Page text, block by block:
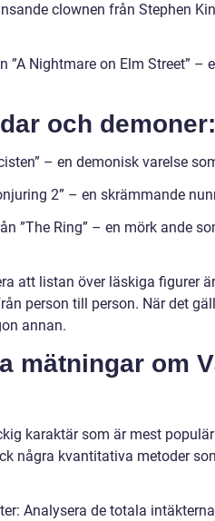
clownen från Stephen
”A Nightmare on Elm Street”
och demoner:
– en demonisk varelse
2” – en skrämmande
”The Ring” – en mörk ande
att listan över läskiga figurer
person till person. När det
annan.
mätningar om
karaktär som är mest
några kvantitativa metoder
Analysera de totala